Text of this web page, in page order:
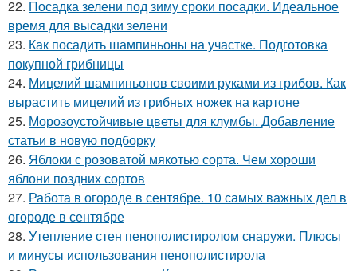
22. Посадка зелени под зиму сроки посадки. Идеальное
время для высадки зелени
23. Как посадить шампиньоны на участке. Подготовка
покупной грибницы
24. Мицелий шампиньонов своими руками из грибов. Как
вырастить мицелий из грибных ножек на картоне
25. Морозоустойчивые цветы для клумбы. Добавление
статьи в новую подборку
26. Яблоки с розоватой мякотью сорта. Чем хороши
яблони поздних сортов
27. Работа в огороде в сентябре. 10 самых важных дел в
огороде в сентябре
28. Утепление стен пенополистиролом снаружи. Плюсы
и минусы использования пенополистирола